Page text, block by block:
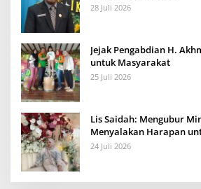
28 Juli 2026
Jejak Pengabdian H.
untuk Masyarakat
25 Juli 2026
Lis Saidah: Mengubur
Menyalakan Harapan
24 Juli 2026